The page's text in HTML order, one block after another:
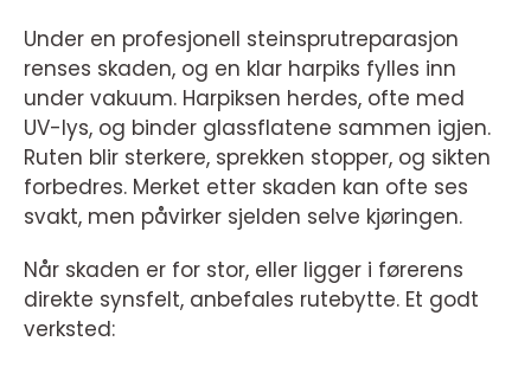
Under en profesjonell steinsprutreparasjon
renses skaden, og en klar harpiks fylles inn
under vakuum. Harpiksen herdes, ofte med
UV-lys, og binder glassflatene sammen igjen.
Ruten blir sterkere, sprekken stopper, og sikten
forbedres. Merket etter skaden kan ofte ses
svakt, men påvirker sjelden selve kjøringen.
Når skaden er for stor, eller ligger i førerens
direkte synsfelt, anbefales rutebytte. Et godt
verksted: